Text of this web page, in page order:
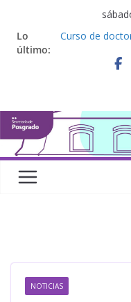
Lo
último:
Curso de
Seminario de
Curso de
Defensas de
2026
NOTICIAS